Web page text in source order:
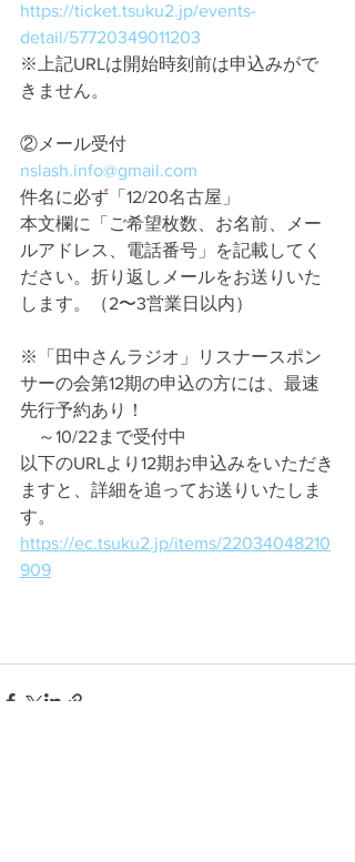
https://ticket.tsuku2.jp/events-
detail/57720349011203
※上記URLは開始時刻前は申込みがで
きません。
②メール受付
nslash.info@gmail.com
件名に必ず「12/20名古屋」
本文欄に「ご希望枚数、お名前、メー
ルアドレス、電話番号」を記載してく
ださい。折り返しメールをお送りいた
します。（2〜3営業日以内）
※「田中さんラジオ」リスナースポン
サーの会第12期の申込の方には、最速
先行予約あり！
～10/22まで受付中
以下のURLより12期お申込みをいただき
ますと、詳細を追ってお送りいたしま
す。
https://ec.tsuku2.jp/items/22034048210
909